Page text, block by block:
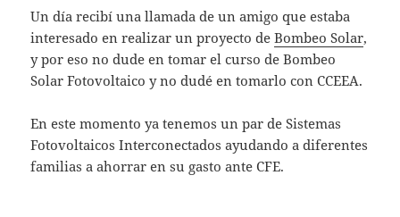
Un día recibí una llamada de un amigo que estaba
interesado en realizar un proyecto deBombeo Solar,
y por eso no dude en tomar el curso de Bombeo
Solar Fotovoltaico y no dudé en tomarlo con CCEEA.
En este momento ya tenemos un par de Sistemas
Fotovoltaicos Interconectados ayudando a diferentes
familias a ahorrar en su gasto ante CFE.